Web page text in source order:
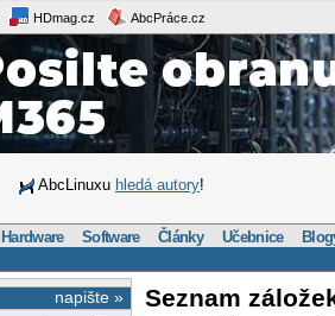
HDmag.cz AbcPráce.cz
AbcLinuxu hledá autory!
Hardware Software Články Učebnice
napište » Seznam